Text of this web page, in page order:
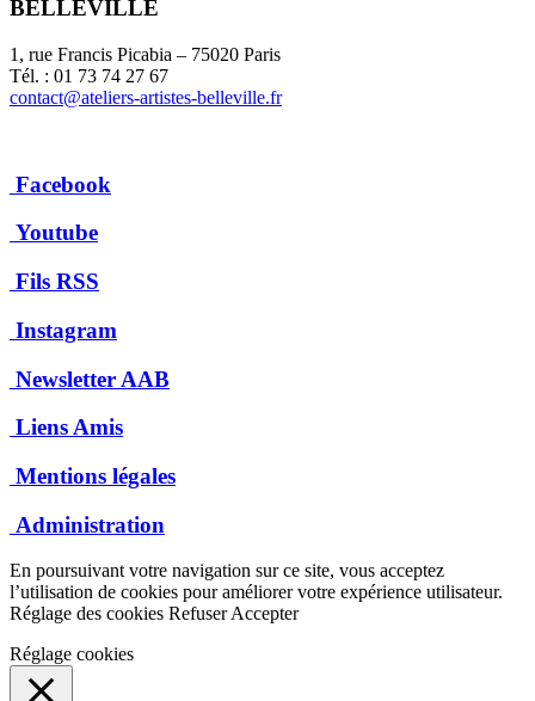
BELLEVILLE
1, rue Francis Picabia – 75020 Paris
Tél. : 01 73 74 27 67
contact@ateliers-artistes-belleville.fr
Facebook
Youtube
Fils RSS
Instagram
Newsletter AAB
Liens Amis
Mentions légales
Administration
En poursuivant votre navigation sur ce site, vous acceptez
l’utilisation de cookies pour améliorer votre expérience utilisateur.
Réglage des cookies RefuserAccepter
Réglage cookies